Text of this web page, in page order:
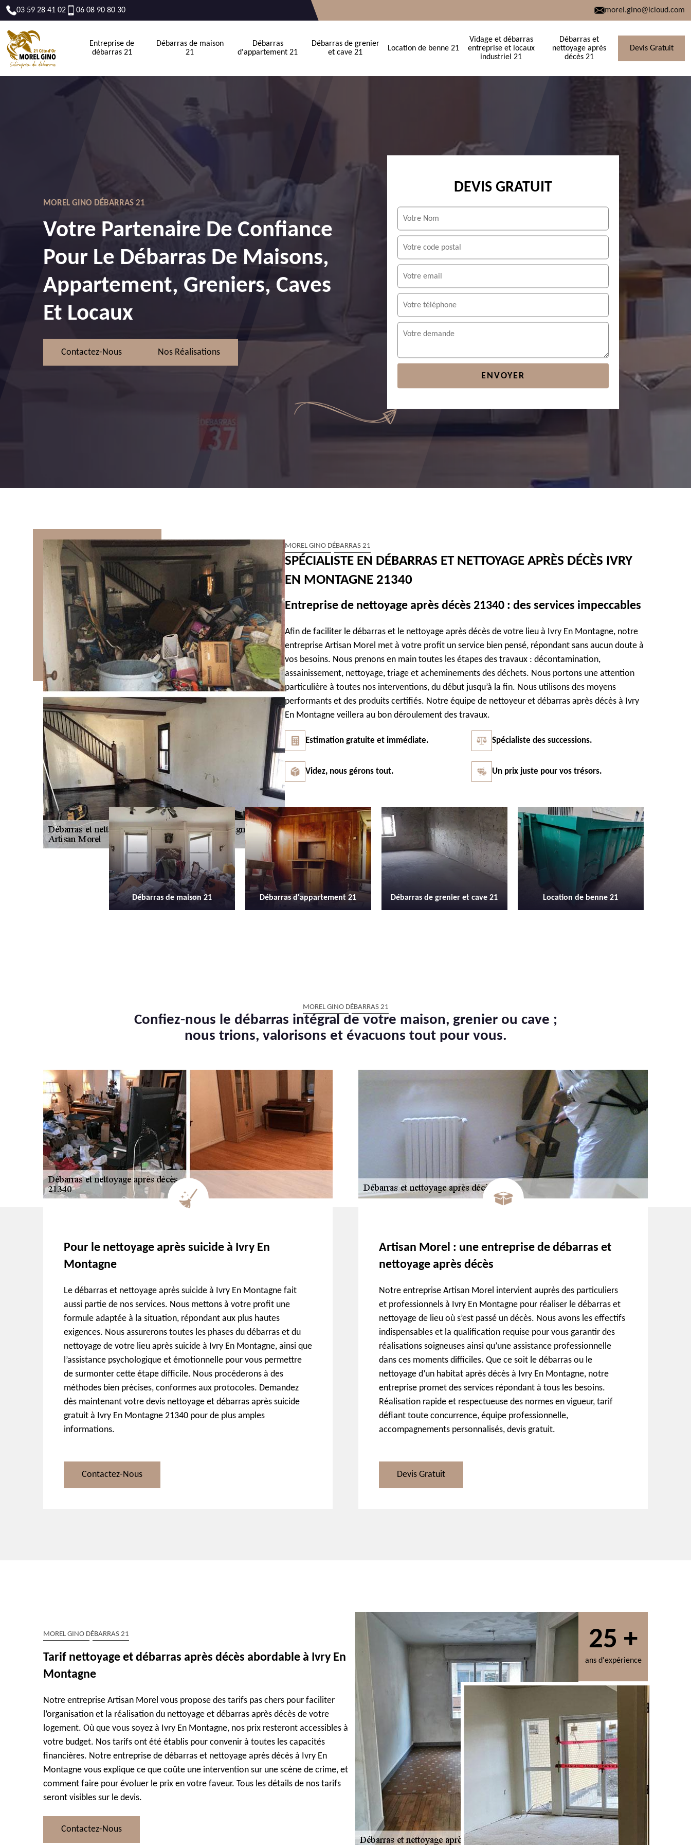
03 59 28 41 02 06 08 90 80 30 morel.gino@icloud.com
Entreprise de
débarras 21
Débarras de maison
21
Débarras
d'appartement 21
Débarras de grenier
et cave 21
Location de benne 21
Vidage et débarras
entreprise et locaux
industriel 21
Débarras et
nettoyage après
décès 21
Devis Gratuit
MOREL GINO DÉBARRAS 21
Votre Partenaire De Confiance
Pour Le Débarras De Maisons,
Appartement, Greniers, Caves
Et Locaux
Contactez-Nous Nos Réalisations
DEVIS GRATUIT
MOREL GINO DÉBARRAS 21
SPÉCIALISTE EN DÉBARRAS ET NETTOYAGE APRÈS DÉCÈS IVRY
EN MONTAGNE 21340
Entreprise de nettoyage après décès 21340 : des services impeccables
Afin de faciliter le débarras et le nettoyage après décès de votre lieu à Ivry En Montagne, notre
entreprise Artisan Morel met à votre profit un service bien pensé, répondant sans aucun doute à
vos besoins. Nous prenons en main toutes les étapes des travaux : décontamination,
assainissement, nettoyage, triage et acheminements des déchets. Nous portons une attention
particulière à toutes nos interventions, du début jusqu’à la fin. Nous utilisons des moyens
performants et des produits certifiés. Notre équipe de nettoyeur et débarras après décès à Ivry
En Montagne veillera au bon déroulement des travaux.
Estimation gratuite et immédiate. Spécialiste des successions.
Videz, nous gérons tout. Un prix juste pour vos trésors.
Débarras d'appartement 21 Débarras de grenier et cave 21 Location de benne 21
Vidage et débarras entreprise et
locaux industriel 21
MOREL GINO DÉBARRAS 21
Confiez-nous le débarras intégral de votre maison, grenier ou cave ;
nous trions, valorisons et évacuons tout pour vous.
Pour le nettoyage après suicide à Ivry En
Montagne
Le débarras et nettoyage après suicide à Ivry En Montagne fait
aussi partie de nos services. Nous mettons à votre profit une
formule adaptée à la situation, répondant aux plus hautes
exigences. Nous assurerons toutes les phases du débarras et du
nettoyage de votre lieu après suicide à Ivry En Montagne, ainsi que
l’assistance psychologique et émotionnelle pour vous permettre
de surmonter cette étape difficile. Nous procéderons à des
méthodes bien précises, conformes aux protocoles. Demandez
dès maintenant votre devis nettoyage et débarras après suicide
gratuit à Ivry En Montagne 21340 pour de plus amples
informations.
Contactez-Nous
Artisan Morel : une entreprise de débarras et
nettoyage après décès
Notre entreprise Artisan Morel intervient auprès des particuliers
et professionnels à Ivry En Montagne pour réaliser le débarras et
nettoyage de lieu où s’est passé un décès. Nous avons les effectifs
indispensables et la qualification requise pour vous garantir des
réalisations soigneuses ainsi qu’une assistance professionnelle
dans ces moments difficiles. Que ce soit le débarras ou le
nettoyage d’un habitat après décès à Ivry En Montagne, notre
entreprise promet des services répondant à tous les besoins.
Réalisation rapide et respectueuse des normes en vigueur, tarif
défiant toute concurrence, équipe professionnelle,
accompagnements personnalisés, devis gratuit.
Devis Gratuit
MOREL GINO DÉBARRAS 21
Tarif nettoyage et débarras après décès abordable à Ivry En
Montagne
Notre entreprise Artisan Morel vous propose des tarifs pas chers pour faciliter
l’organisation et la réalisation du nettoyage et débarras après décès de votre
logement. Où que vous soyez à Ivry En Montagne, nos prix resteront accessibles à
votre budget. Nos tarifs ont été établis pour convenir à toutes les capacités
financières. Notre entreprise de débarras et nettoyage après décès à Ivry En
Montagne vous explique ce que coûte une intervention sur une scène de crime, et
comment faire pour évoluer le prix en votre faveur. Tous les détails de nos tarifs
seront visibles sur le devis.
Contactez-Nous
25 +
ans d'expérience